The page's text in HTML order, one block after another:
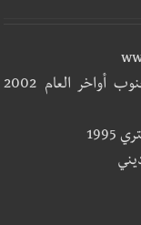
أول صحيفة اليكترونية صدرت في صيدا والجنوب أواخر العام 2002